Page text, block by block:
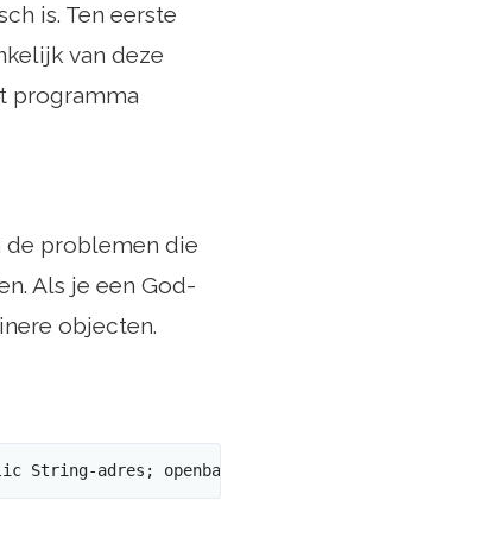
is. Ten eerste
van deze
programma
de problemen die
Als je een God-
objecten.
String-adres; openbare String-postcode;